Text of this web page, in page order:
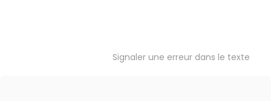
Signaler une erreur dans le texte